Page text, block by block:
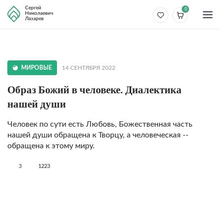
Сергей
Николаевич
Лазарев
0
МИРОВЫЕ 14 СЕНТЯБРЯ 2022
Образ Божий в человеке. Диалектика
нашей души
Человек по сути есть Любовь, Божественная часть
нашей души обращена к Творцу, а человеческая --
обращена к этому миру.
3 1223